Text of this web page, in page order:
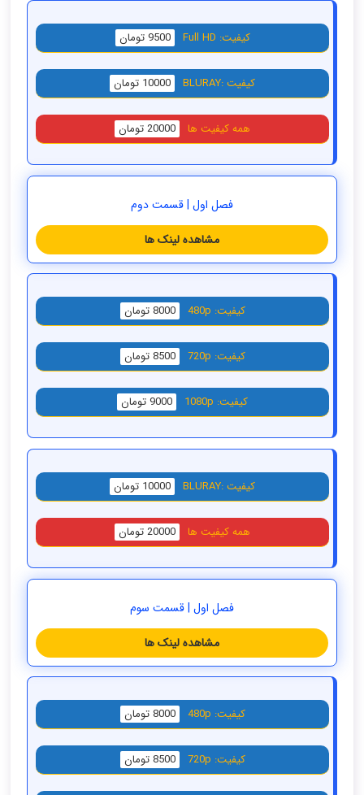
کیفیت: Full HD 9500 تومان
کیفیت :BLURAY 10000 تومان
همه کیفیت ها 20000 تومان
فصل اول | قسمت دوم
مشاهده لینک ها
کیفیت: 480p 8000 تومان
کیفیت: 720p 8500 تومان
کیفیت: 1080p 9000 تومان
کیفیت :BLURAY 10000 تومان
همه کیفیت ها 20000 تومان
فصل اول | قسمت سوم
مشاهده لینک ها
کیفیت: 480p 8000 تومان
کیفیت: 720p 8500 تومان